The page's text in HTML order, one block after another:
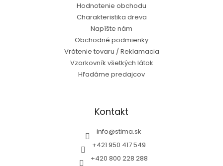
Hodnotenie obchodu
Charakteristika dreva
Napíšte nám
Obchodné podmienky
Vrátenie tovaru / Reklamacia
Vzorkovník všetkých látok
Hľadáme predajcov
Kontakt
info@stima.sk
+421 950 417 549
+420 800 228 288